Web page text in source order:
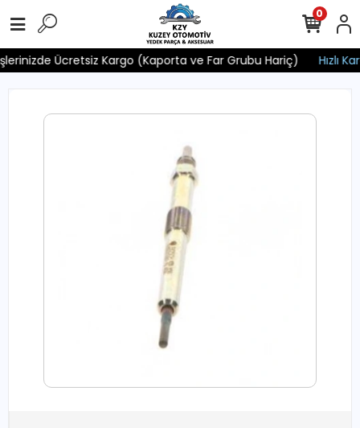
Ücretsiz Kargo (Kaporta ve Far Grubu Hariç) Hızlı
0